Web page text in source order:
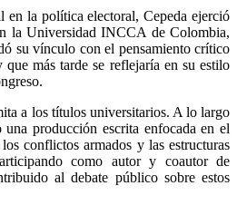
en la política electoral, Cepeda ejerció
la Universidad INCCA de Colombia,
su vínculo con el pensamiento crítico
más tarde se reflejaría en su estilo
a los títulos universitarios. A lo largo
una producción escrita enfocada en el
conflictos armados y las estructuras
como autor y coautor de
al debate público sobre estos